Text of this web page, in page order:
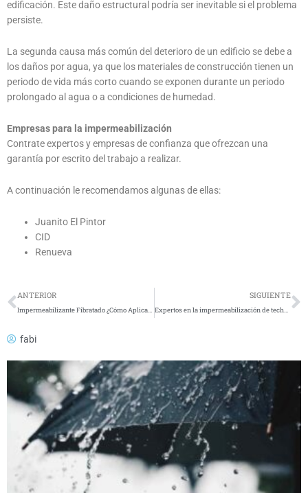
edificación. Este daño estructural podría ser inevitable si el problema
persiste.
La segunda causa más común del deterioro de un edificio se debe a
los daños por agua, ya que los materiales de construcción tienen un
periodo de vida más corto cuando se exponen durante un periodo
prolongado al agua o a condiciones de humedad.
Empresas para la impermeabilización
Contrate expertos y empresas de confianza que ofrezcan una
garantía por escrito del trabajo a realizar.
A continuación le recomendamos algunas de ellas:
Juanito El Pintor
CID
Renueva
Previo
ANTERIOR
Impermeabilizante Fibratado ¿Cómo Aplicarlo?
SIGUIENTE
Expertos en la impermeabilización de techos Zapopan
fabi